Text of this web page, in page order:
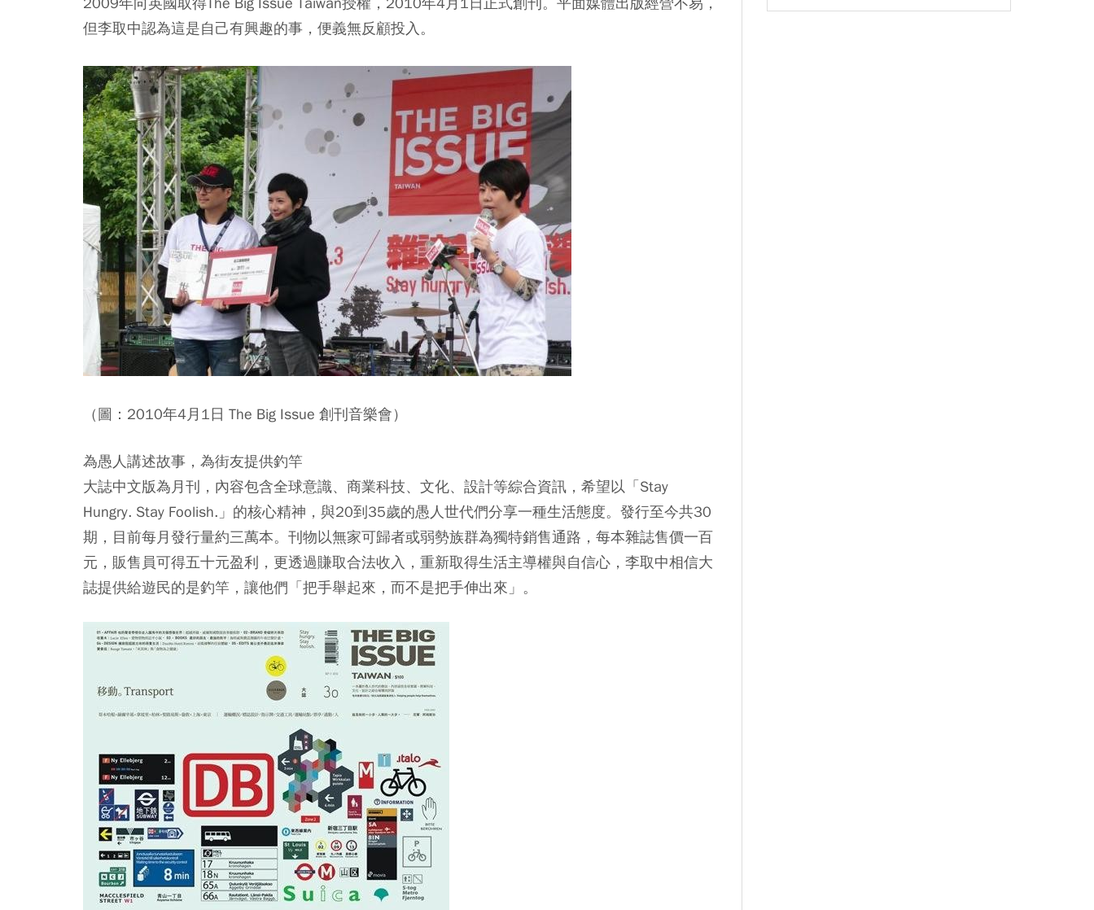
但李取中認為這是自己有興趣的事，便義無反顧投入。
（圖：2010年4月1日 The Big Issue 創刊音樂會）
為愚人講述故事，為街友提供釣竿
大誌中文版為月刊，內容包含全球意識、商業科技、文化、設計等綜合資訊，希望以「Stay
Hungry. Stay Foolish.」的核心精神，與20到35歲的愚人世代們分享一種生活態度。發行至今共30
期，目前每月發行量約三萬本。刊物以無家可歸者或弱勢族群為獨特銷售通路，每本雜誌售價一百
元，販售員可得五十元盈利，更透過賺取合法收入，重新取得生活主導權與自信心，李取中相信大
誌提供給遊民的是釣竿，讓他們「把手舉起來，而不是把手伸出來」。